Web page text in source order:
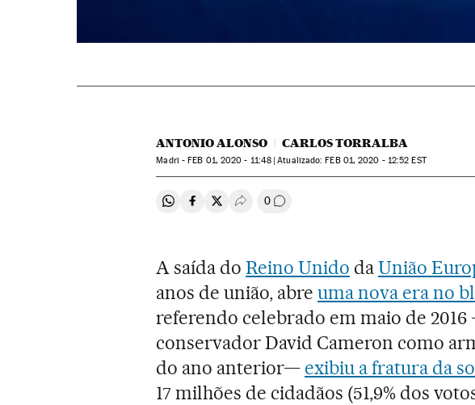
ANTONIO ALONSO CARLOS TORRALBA
Madri -FEB 01, 2020 - 11:48 atualizado: FEB01, 2020 - 12:52 EST
Compartir en Whatsapp
Compartir en Facebook
Compartir en Twitter
Desplegar Redes Sociales
0 Comentários
A saída doReino Unido daUnião
anos de união, abre uma nova era no
referendo celebrado em maio de
conservador David Cameron como
do ano anterior— exibiu a fratura da
17 milhões de cidadãos (51,9% dos